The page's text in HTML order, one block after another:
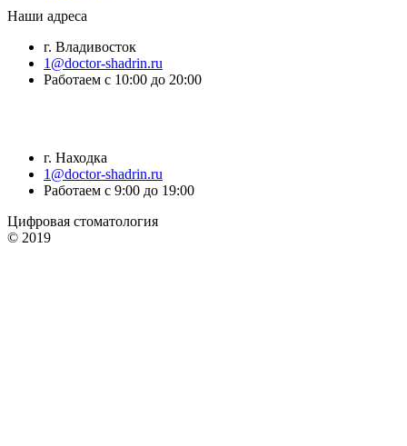
Наши адреса
г. Владивосток
1@doctor-shadrin.ru
Работаем с 10:00 до 20:00
г. Находка
1@doctor-shadrin.ru
Работаем с 9:00 до 19:00
Цифровая стоматология
© 2019